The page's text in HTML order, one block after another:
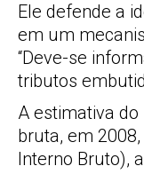
Ele defende a
em um
“Deve-se
tributos
A estimativa
bruta, em
Interno Bruto),